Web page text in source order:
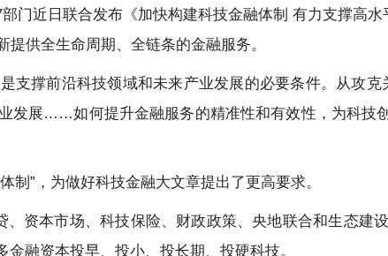
门近日联合发布《加快构建科技金融体制 有力支撑高水
供全生命周期、全链条的金融服务。
支撑前沿科技领域和未来产业发展的必要条件。从攻克
发展……如何提升金融服务的精准性和有效性，为科技
制”，为做好科技金融大文章提出了更高要求。
资本市场、科技保险、财政政策、央地联合和生态建
融资本投早、投小、投长期、投硬科技。